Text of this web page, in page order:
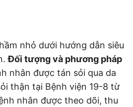
nhỏ dưới hướng dẫn siêu
Đối tượng và phương pháp
nhân được tán sỏi qua da
thận tại Bệnh viện 19-8 từ
nhân được theo dõi, thu